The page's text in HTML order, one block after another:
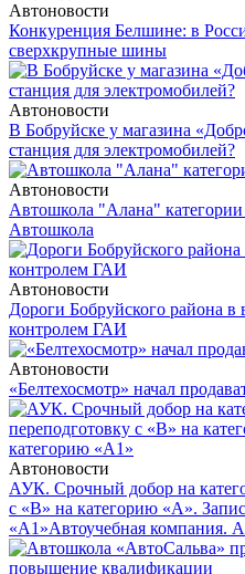
Автоновости
Конкуренция Белшине: в
сверхкрупные шины
Автоновости
В Бобруйске у магазина
станция для электромобилей?
Автоновости
Автошкола "Алана"
Автошкола
Автоновости
Дороги Бобруйского района
контролем ГАИ
Автоновости
«Белтехосмотр» начал
Автоновости
АУК. Срочный добор на
с «В» на категорию «А».
«А1»Автоучебная компания.